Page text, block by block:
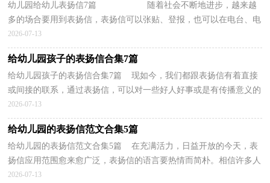
幼儿园给幼儿表扬信7篇 随着社会不断地进步，越来越
多的场合要用到表扬信，表扬信可以张贴、登报，也可以在电台、电
视台播放。那么，怎么去写表扬信呢？下面是小...
2026-07-13
给幼儿园孩子的表扬信合集7篇
给幼儿园孩子的表扬信合集7篇 现如今，我们都跟表扬信有着直接
或间接的联系，通过表扬信，可以对一些好人好事或是有传播意义的
事迹进行表彰。还是对表扬信一筹莫展吗？以下是小...
2026-07-13
给幼儿园的表扬信范文合集5篇
给幼儿园的表扬信范文合集5篇 在充满活力，日益开放的今天，表
扬信应用范围愈来愈广泛，表扬信的语言要热情而简朴。相信许多人
会觉得表扬信很难写吧，下面是小编整理的给幼儿园...
2026-07-13